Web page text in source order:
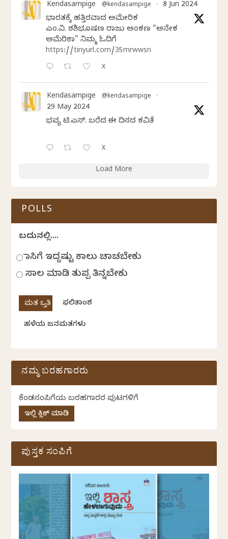
Kendasampige @kendasampige · 8 Jun 2024
ಭಾರತಕ್ಕೆ ಹತ್ತಿರವಾದ ಅಮೇರಿಕ
ಎಂ.ವಿ. ಶಶಿಭೂಷಣ ರಾಜು ಅಂಕಣ “ಅನೇಕ
ಅಮೆರಿಕಾ” ನಿಮ್ಮ ಓದಿಗೆ
https://tinyurl.com/35mrwwsn
X
Kendasampige @kendasampige ·
29 May 2024
ಭವ್ಯ ಟಿ.ಎಸ್. ಬರೆದ ಈ ದಿನದ ಕವಿತೆ
X
Load More
POLLS
ಬದುಕಿನಲ್ಲಿ....
ಹಾಸಿಗೆ ಇದ್ದಷ್ಟು ಕಾಲು ಚಾಚಬೇಕು
ಸಾಲ ಮಾಡಿ ತುಪ್ಪ ತಿನ್ನಬೇಕು
ಫಲಿತಾಂಶ
ಹಳೆಯ ಜನಮತಗಳು
ನಮ್ಮ ಬರಹಗಾರರು
ಕೆಂಡಸಂಪಿಗೆಯ ಬರಹಗಾರರ ಪುಟಗಳಿಗೆ
ಇಲ್ಲಿ ಕ್ಲಿಕ್ ಮಾಡಿ
ಪುಸ್ತಕ ಸಂಪಿಗೆ